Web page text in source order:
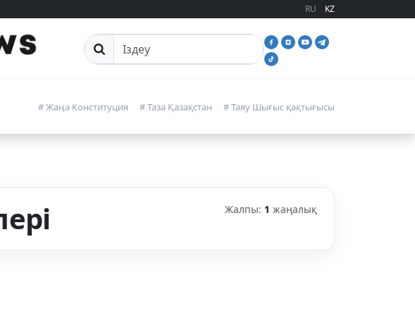
RU KZ
Сайттан іздеу
# Жаңа Конституция # Таза Қазақстан # Таяу Шығыс қақтығысы
Жалпы: 1 жаңалық